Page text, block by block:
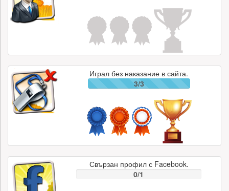
Играл без наказание в сайта.
3/3
Свързан профил с Facebook.
0/1